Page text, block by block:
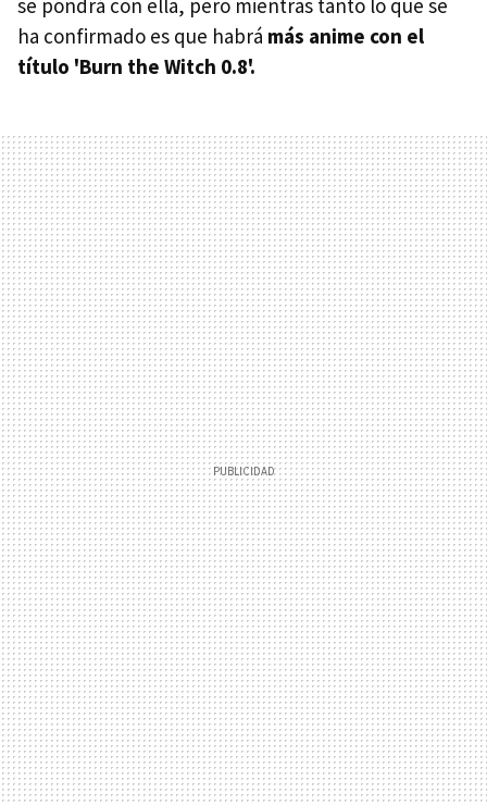
ha confirmado es que habrá más anime con el
título 'Burn the Witch 0.8'.